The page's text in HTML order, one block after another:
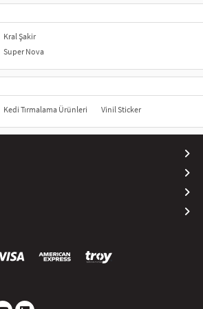
Kral Şakir
Super Nova
Kedi Tırmalama Ürünleri Vinil Sticker